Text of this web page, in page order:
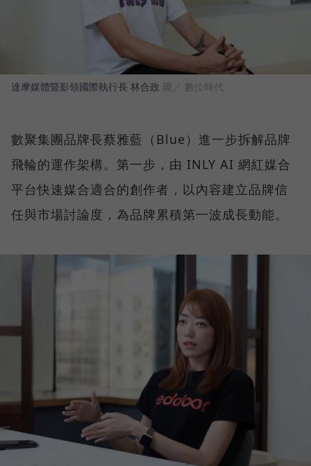
達摩媒體暨影領國際執行長 林合政 圖／ 數位時代
數聚集團品牌長蔡雅藍（Blue）進一步拆解品牌
飛輪的運作架構。第一步，由 INLY AI 網紅媒合
平台快速媒合適合的創作者，以內容建立品牌信
任與市場討論度，為品牌累積第一波成長動能。